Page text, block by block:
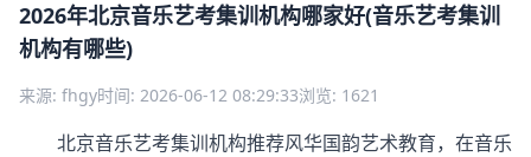
2026年北京音乐艺考集训机构哪家好(音乐艺考集训
机构有哪些)
来源: fhgy时间: 2026-06-12 08:29:33浏览: 1621
北京音乐艺考集训机构推荐风华国韵艺术教育，在音乐